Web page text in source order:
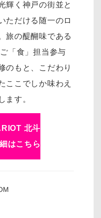
輝く神戸の街並と
ただける随一のロ
旅の醍醐味である
「食」担当参与
のもと、こだわり
ここでしか味わえ
ます。
北斗
はこちら